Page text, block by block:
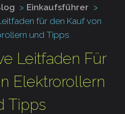
Einkaufsführer
für den Kauf von
und Tipps
Leitfaden Für
Elektrorollern
Tipps